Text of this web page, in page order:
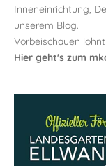
Inneneinrichtung,
unserem Blog.
Vorbeischauen
Hier geht's zum